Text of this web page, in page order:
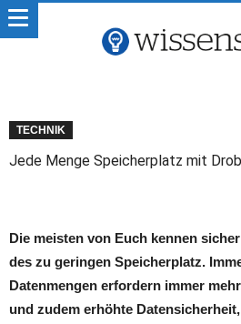
TECHNIK
Jede Menge Speicherplatz mit
Die meisten von Euch kennen
des zu geringen Speicherplatz.
Datenmengen erfordern immer
und zudem erhöhte